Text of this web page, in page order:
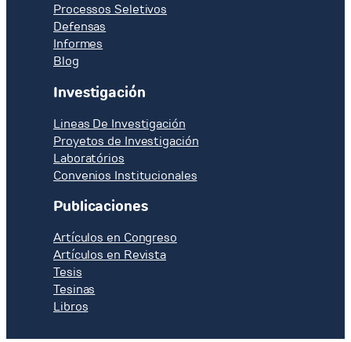
Processos Seletivos
Defensas
Informes
Blog
Investigación
Lineas De Investigación
Proyetos de Investigación
Laboratórios
Convenios Institucionales
Publicaciones
Artículos en Congreso
Artículos en Revista
Tesis
Tesinas
Libros